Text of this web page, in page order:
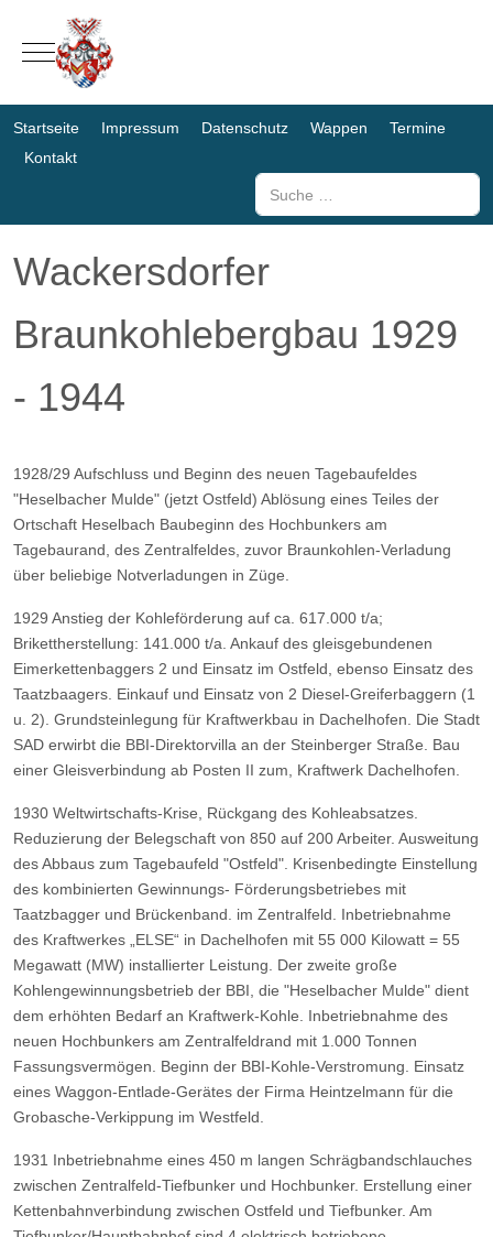
Mobile Menu Toggle
Startseite Impressum Datenschutz Wappen
Termine
Kontakt
Suchen
Wackersdorfer
Braunkohlebergbau 1929
- 1944
1928/29 Aufschluss und Beginn des neuen Tagebaufeldes
"Heselbacher Mulde" (jetzt Ostfeld) Ablösung eines Teiles der
Ortschaft Heselbach Baubeginn des Hochbunkers am
Tagebaurand, des Zentralfeldes, zuvor Braunkohlen-Verladung
über beliebige Notverladungen in Züge.
1929 Anstieg der Kohleförderung auf ca. 617.000 t/a;
Brikettherstellung: 141.000 t/a. Ankauf des gleisgebundenen
Eimerkettenbaggers 2 und Einsatz im Ostfeld, ebenso Einsatz des
Taatzbaagers. Einkauf und Einsatz von 2 Diesel-Greiferbaggern (1
u. 2). Grundsteinlegung für Kraftwerkbau in Dachelhofen. Die Stadt
SAD erwirbt die BBI-Direktorvilla an der Steinberger Straße. Bau
einer Gleisverbindung ab Posten II zum, Kraftwerk Dachelhofen.
1930 Weltwirtschafts-Krise, Rückgang des Kohleabsatzes.
Reduzierung der Belegschaft von 850 auf 200 Arbeiter. Ausweitung
des Abbaus zum Tagebaufeld "Ostfeld". Krisenbedingte Einstellung
des kombinierten Gewinnungs- Förderungsbetriebes mit
Taatzbagger und Brückenband. im Zentralfeld. Inbetriebnahme
des Kraftwerkes „ELSE“ in Dachelhofen mit 55 000 Kilowatt = 55
Megawatt (MW) installierter Leistung. Der zweite große
Kohlengewinnungsbetrieb der BBI, die "Heselbacher Mulde" dient
dem erhöhten Bedarf an Kraftwerk-Kohle. Inbetriebnahme des
neuen Hochbunkers am Zentralfeldrand mit 1.000 Tonnen
Fassungsvermögen. Beginn der BBI-Kohle-Verstromung. Einsatz
eines Waggon-Entlade-Gerätes der Firma Heintzelmann für die
Grobasche-Verkippung im Westfeld.
1931 Inbetriebnahme eines 450 m langen Schrägbandschlauches
zwischen Zentralfeld-Tiefbunker und Hochbunker. Erstellung einer
Kettenbahnverbindung zwischen Ostfeld und Tiefbunker. Am